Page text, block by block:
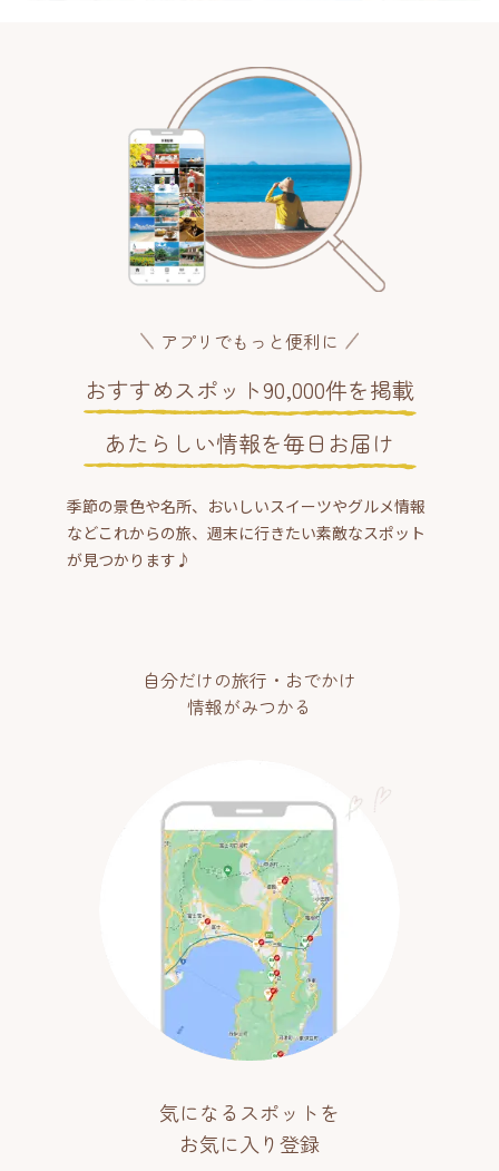
アプリでもっと便利に
おすすめスポット90,000件を掲載
あたらしい情報を毎日お届け
季節の景色や名所、おいしいスイーツやグルメ情報
などこれからの旅、週末に行きたい素敵なスポット
が見つかります♪
自分だけの旅行・おでかけ
情報がみつかる
気になるスポットを
お気に入り登録